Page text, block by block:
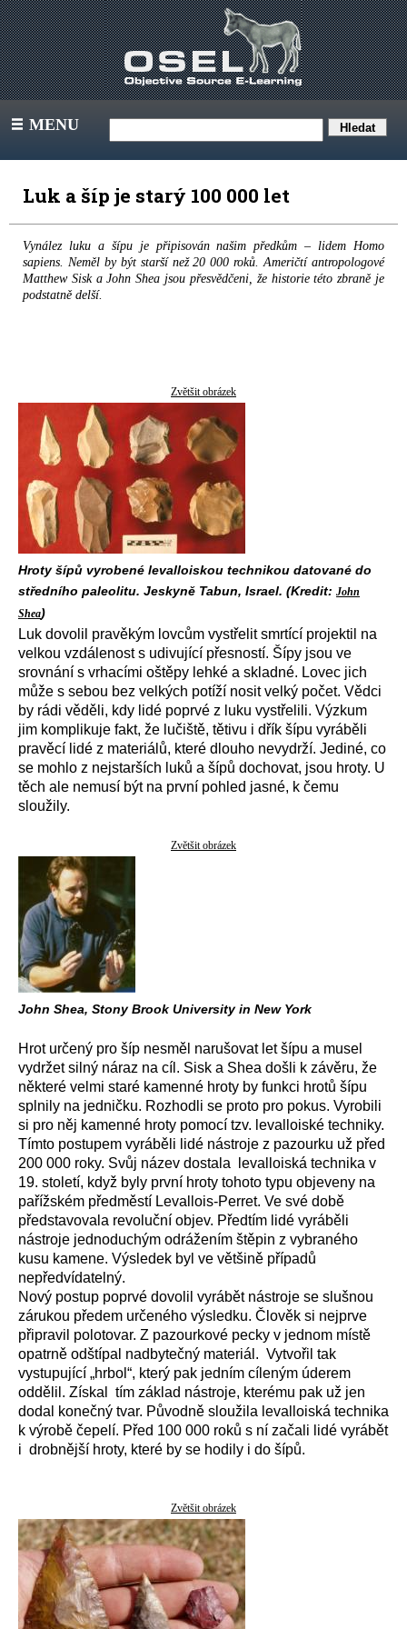
III MENU
Luk a šíp je starý 100 000 let
Vynález luku a šípu je připisován našim předkům – lidem Homo
sapiens. Neměl by být starší než 20 000 roků. Američtí antropologové
Matthew Sisk a John Shea jsou přesvědčeni, že historie této zbraně je
podstatně delší.
Zvětšit obrázek
Hroty šípů vyrobené levalloiskou technikou datované do
středního paleolitu. Jeskyně Tabun, Israel. (Kredit: John
Shea)
Luk dovolil pravěkým lovcům vystřelit smrtící projektil na
velkou vzdálenost s udivující přesností. Šípy jsou ve
srovnání s vrhacími oštěpy lehké a skladné. Lovec jich
může s sebou bez velkých potíží nosit velký počet. Vědci
by rádi věděli, kdy lidé poprvé z luku vystřelili. Výzkum
jim komplikuje fakt, že lučiště, tětivu i dřík šípu vyráběli
pravěcí lidé z materiálů, které dlouho nevydrží. Jediné, co
se mohlo z nejstarších luků a šípů dochovat, jsou hroty. U
těch ale nemusí být na první pohled jasné, k čemu
sloužily.
Zvětšit obrázek
John Shea, Stony Brook University in New York
Hrot určený pro šíp nesměl narušovat let šípu a musel
vydržet silný náraz na cíl. Sisk a Shea došli k závěru, že
některé velmi staré kamenné hroty by funkci hrotů šípu
splnily na jedničku. Rozhodli se proto pro pokus. Vyrobili
si pro něj kamenné hroty pomocí tzv. levalloiské techniky.
Tímto postupem vyráběli lidé nástroje z pazourku už před
200 000 roky. Svůj název dostala levalloiská technika v
19. století, když byly první hroty tohoto typu objeveny na
pařížském předměstí Levallois-Perret. Ve své době
představovala revoluční objev. Předtím lidé vyráběli
nástroje jednoduchým odrážením štěpin z vybraného
kusu kamene. Výsledek byl ve většině případů
nepředvídatelný.
Nový postup poprvé dovolil vyrábět nástroje se slušnou
zárukou předem určeného výsledku. Člověk si nejprve
připravil polotovar. Z pazourkové pecky v jednom místě
opatrně odštípal nadbytečný materiál. Vytvořil tak
vystupující „hrbol“, který pak jedním cíleným úderem
oddělil. Získal tím základ nástroje, kterému pak už jen
dodal konečný tvar. Původně sloužila levalloiská technika
k výrobě čepelí. Před 100 000 roků s ní začali lidé vyrábět
i drobnější hroty, které by se hodily i do šípů.
Zvětšit obrázek